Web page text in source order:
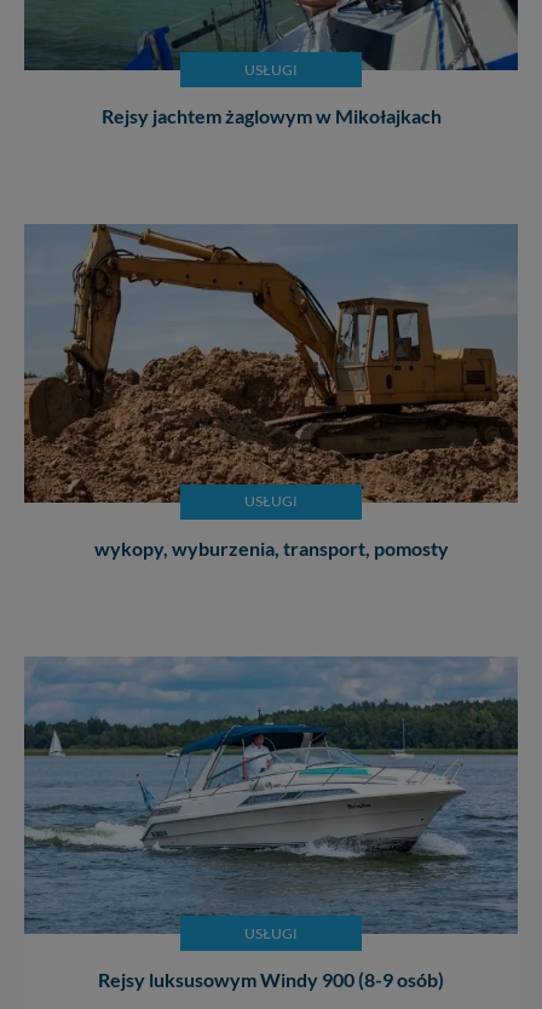
USŁUGI
Rejsy jachtem żaglowym w Mikołajkach
USŁUGI
wykopy, wyburzenia, transport, pomosty
USŁUGI
Rejsy luksusowym Windy 900 (8-9 osób)